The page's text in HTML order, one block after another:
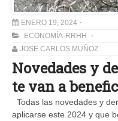
ENERO 19, 2024
ECONOMÍA-RRHH
JOSE CARLOS MUÑOZ
Novedades y
te van a
Todas las novedades y
aplicarse este 2024 y que